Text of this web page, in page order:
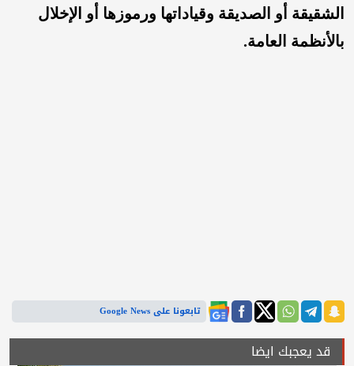
الشقيقة أو الصديقة وقياداتها ورموزها أو الإخلال
بالأنظمة العامة.
تابعونا على Google News
قد يعجبك ايضا